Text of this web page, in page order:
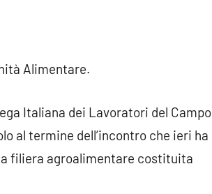
Alimentare.
Italiana dei Lavoratori del Campo
al termine dell’incontro che ieri ha
filiera agroalimentare costituita